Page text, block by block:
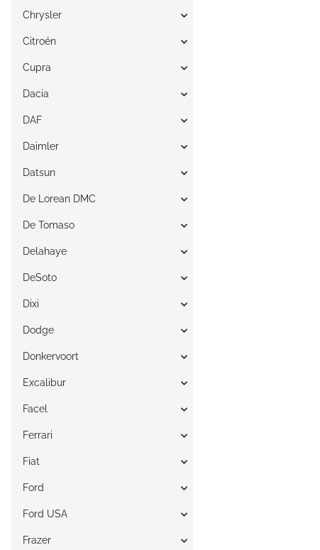
Chrysler
Citroén
Cupra
Dacia
DAF
Daimler
Datsun
De Lorean DMC
De Tomaso
Delahaye
DeSoto
Dixi
Dodge
Donkervoort
Excalibur
Facel
Ferrari
Fiat
Ford
Ford USA
Frazer